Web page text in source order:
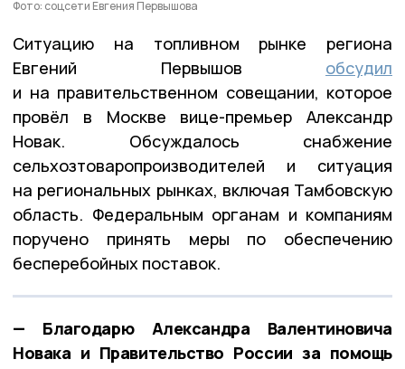
Фото: соцсети Евгения Первышова
Ситуацию на топливном рынке региона
Евгений Первышов обсудил
и на правительственном совещании, которое
провёл в Москве вице-премьер Александр
Новак. Обсуждалось снабжение
сельхозтоваропроизводителей и ситуация
на региональных рынках, включая Тамбовскую
область. Федеральным органам и компаниям
поручено принять меры по обеспечению
бесперебойных поставок.
— Благодарю Александра Валентиновича
Новака и Правительство России за помощь